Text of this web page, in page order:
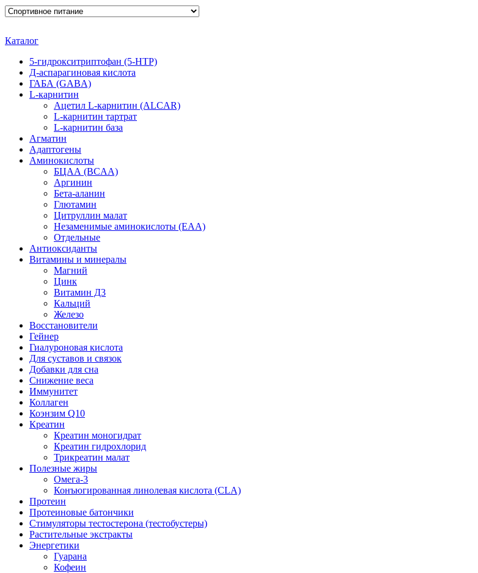
Каталог
5-гидрокситриптофан (5-HTP)
Д-аспарагиновая кислота
ГАБА (GABA)
L-карнитин
Ацетил L-карнитин (ALCAR)
L-карнитин тартрат
L-карнитин база
Агматин
Адаптогены
Аминокислоты
БЦАА (BCAA)
Аргинин
Бета-аланин
Глютамин
Цитруллин малат
Незаменимые аминокислоты (EAA)
Отдельные
Антиоксиданты
Витамины и минералы
Магний
Цинк
Витамин Д3
Кальций
Железо
Восстановители
Гейнер
Гиалуроновая кислота
Для суставов и связок
Добавки для сна
Снижение веса
Иммунитет
Коллаген
Коэнзим Q10
Креатин
Креатин моногидрат
Креатин гидрохлорид
Трикреатин малат
Полезные жиры
Омега-3
Конъюгированная линолевая кислота (CLA)
Протеин
Протеиновые батончики
Стимуляторы тестостерона (тестобустеры)
Растительные экстракты
Энергетики
Гуарана
Кофеин